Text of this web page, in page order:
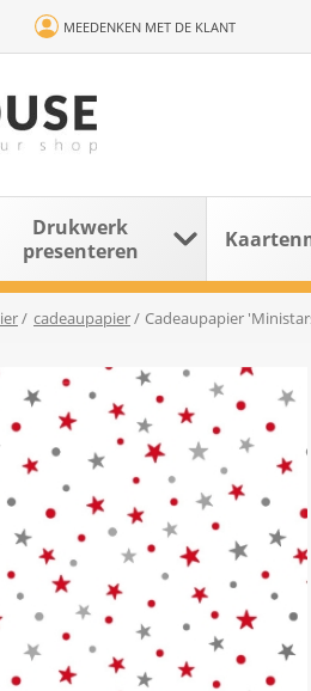
MEEDENKEN MET DE KLANT
Drukwerk
presenteren
/ cadeaupapier/ Cadeaupapier